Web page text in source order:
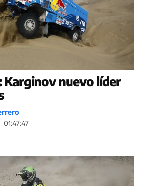
Karginov nuevo líder
01:47:47